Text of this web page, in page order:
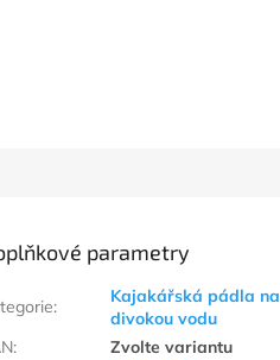
parametry
:
Kajakářská pádla na
divokou vodu
:
Zvolte variantu